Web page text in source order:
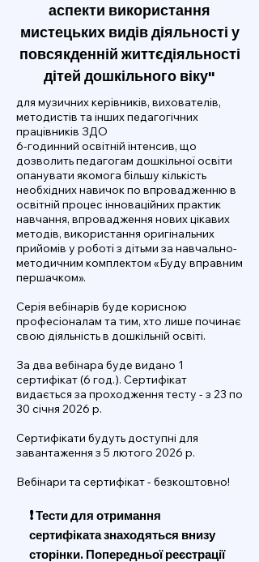
аспекти використання
мистецьких видів діяльності у
повсякденній життєдіяльності
дітей дошкільного віку"
для музичних керівників, вихователів,
методистів та інших педагогічних
працівників ЗДО
6-годинний освітній інтенсив, що
дозволить педагогам дошкільної освіти
опанувати якомога більшу кількість
необхідних навичок по впровадженню в
освітній процес інноваційних практик
навчання, впровадження нових цікавих
методів, використання оригінальних
прийомів у роботі з дітьми за навчально-
методичним комплектом «Буду вправним
першачком».
Серія вебінарів буде корисною
професіоналам та тим, хто лише починає
свою діяльність в дошкільній освіті.
За два вебінара буде видано 1
сертифікат (6 год.). Сертифікат
видається за проходження тесту - з 23 по
30 січня 2026 р.
Сертифікати будуть доступні для
завантаження з 5 лютого 2026 р.
Вебінари та сертифікат - безкоштовно!
❗️Тести для отримання
сертифіката знаходяться внизу
сторінки. Попередньої реєстрації